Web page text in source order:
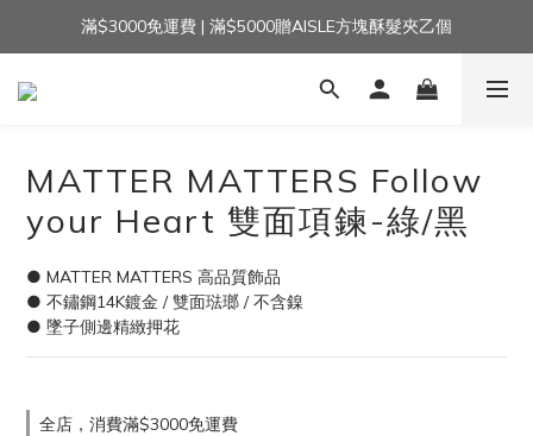
加入官方LINE｜領$100 👉
滿$3000免運費 | 滿$5000贈AISLE方塊酥髮夾乙個
加入官方LINE｜領$100 👉
MATTER MATTERS Follow
your Heart 雙面項鍊-綠/黑
● MATTER MATTERS 高品質飾品
● 不鏽鋼14K鍍金 / 雙面琺瑯 / 不含鎳
● 墜子側邊精緻押花
全店，消費滿$3000免運費